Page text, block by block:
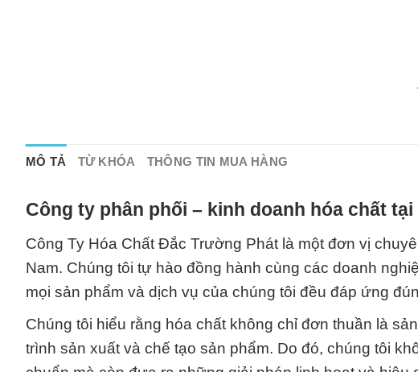
MÔ TẢ TỪ KHÓA THÔNG TIN MUA HÀNG
Công ty phân phối – kinh doanh hóa chất
Công Ty Hóa Chất Đắc Trường Phát là một đơn vị
Nam. Chúng tôi tự hào đồng hành cùng các doanh
mọi sản phẩm và dịch vụ của chúng tôi đều đáp ứng
Chúng tôi hiểu rằng hóa chất không chỉ đơn thuần là
trình sản xuất và chế tạo sản phẩm. Do đó, chúng tôi